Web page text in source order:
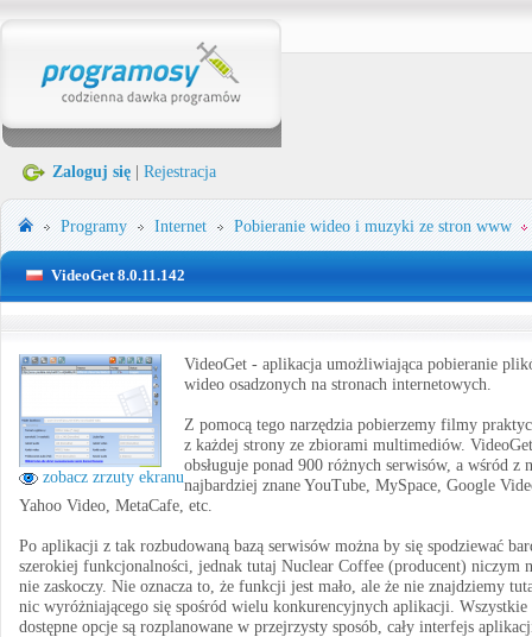
Zaloguj się Rejestracja
Programy Internet Pobieranie wideo i muzyki ze stron www
VideoGet 8.0.11.142
zobacz zrzuty ekranu
VideoGet - aplikacja umożliwiająca pobieranie
wideo osadzonych na stronach internetowych.
Z pomocą tego narzędzia pobierzemy filmy
z każdej strony ze zbiorami multimediów. VideoGet
obsługuje ponad 900 różnych serwisów, a wśród z
najbardziej znane YouTube, MySpace, Google
Yahoo Video, MetaCafe, etc.
Po aplikacji z tak rozbudowaną bazą serwisów można by się spodziewać
szerokiej funkcjonalności, jednak tutaj Nuclear Coffee (producent) niczym
nie zaskoczy. Nie oznacza to, że funkcji jest mało, ale że nie znajdziemy
nic wyróżniającego się spośród wielu konkurencyjnych aplikacji. Wszystkie
dostępne opcje są rozplanowane w przejrzysty sposób, cały interfejs